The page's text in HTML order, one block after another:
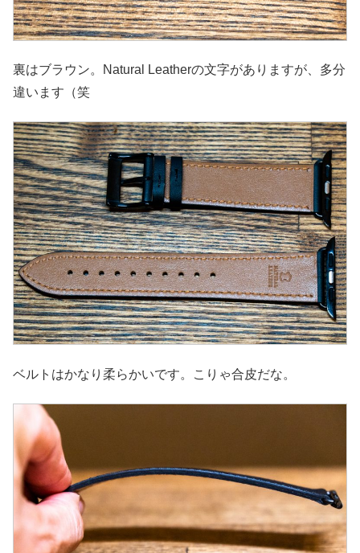
裏はブラウン。Natural Leatherの文字がありますが、多分
違います（笑
ベルトはかなり柔らかいです。こりゃ合皮だな。